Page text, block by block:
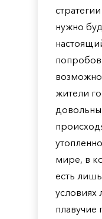
нужно
жители
мире, в
есть
условиях
плавучие